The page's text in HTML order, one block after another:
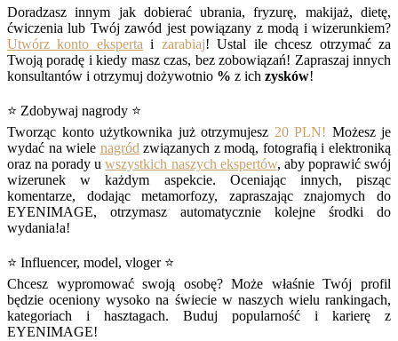
Doradzasz innym jak dobierać ubrania, fryzurę, makijaż, dietę,
ćwiczenia lub Twój zawód jest powiązany z modą i wizerunkiem?
Utwórz konto eksperta i zarabiaj! Ustal ile chcesz otrzymać za
Twoją poradę i kiedy masz czas, bez zobowiązań! Zapraszaj innych
konsultantów i otrzymuj dożywotnio % z ich zysków!
⭐ Zdobywaj nagrody ⭐
Tworząc konto użytkownika już otrzymujesz 20 PLN! Możesz je
wydać na wiele nagród związanych z modą, fotografią i elektroniką
oraz na porady uwszystkich naszych ekspertów, aby poprawić swój
wizerunek w każdym aspekcie. Oceniając innych, pisząc
komentarze, dodając metamorfozy, zapraszając znajomych do
EYENIMAGE, otrzymasz automatycznie kolejne środki do
wydania!a!
⭐ Influencer, model, vloger ⭐
Chcesz wypromować swoją osobę? Może właśnie Twój profil
będzie oceniony wysoko na świecie w naszych wielu rankingach,
kategoriach i hasztagach. Buduj popularność i karierę z
EYENIMAGE!